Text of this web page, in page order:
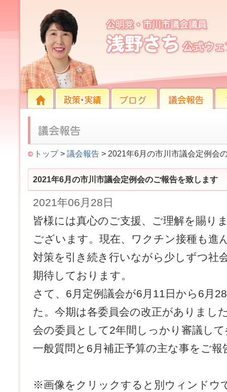
2021年6月の市川市議会定例会のご報告を致します
トップ> 議会報告 > 2021年6月の市川市議会定例会
2021年6月の市川市議会定例会のご報告を致します
2021年06月28日
皆様には真心のご支援、ご理解を賜り
ございます。現在、ワクチン接種も進
対策を引き続き行いながら少しずつ社
期待しております。
さて、6月定例議会が6月11日から6月
た。今期は各委員会の改正がありまし
会の委員として2年間しっかり審議し
一般質問と6月補正予算の主な事をご報
※画像をクリックすると別ウィンドウ
HOME
HOME